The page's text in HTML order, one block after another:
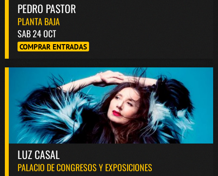
PEDRO PASTOR
PLANTA BAJA
SAB 24 OCT
COMPRAR ENTRADAS
LUZ CASAL
PALACIO DE CONGRESOS Y EXPOSICIONES